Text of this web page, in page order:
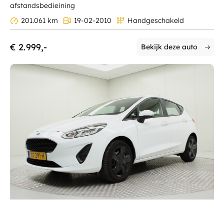
afstandsbedieining
201.061 km
19-02-2010 Handgeschakeld
€ 2.999,- Bekijk deze auto